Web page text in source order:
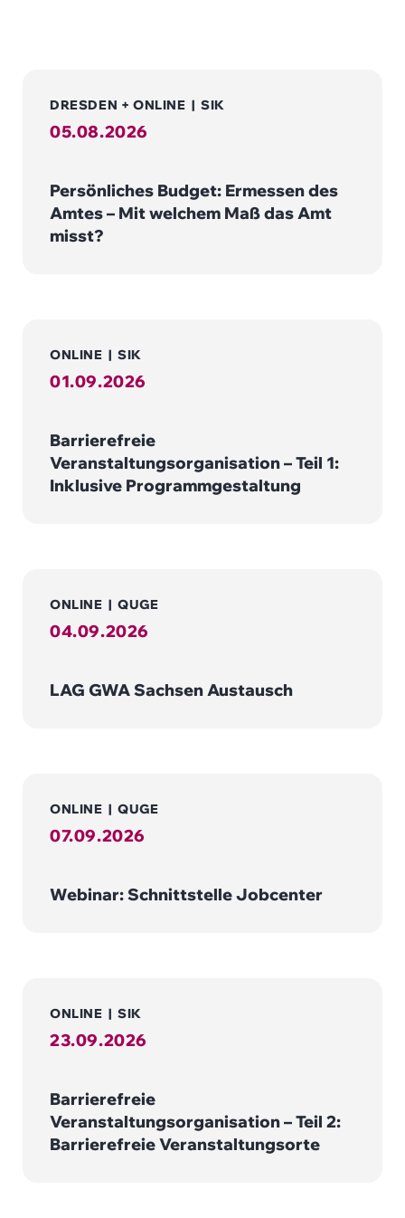
DRESDEN + ONLINE | SIK
05.08.2026
Persönliches Budget: Ermessen des
Amtes – Mit welchem Maß das Amt
misst?
ONLINE | SIK
01.09.2026
Barrierefreie
Veranstaltungsorganisation – Teil 1:
Inklusive Programmgestaltung
ONLINE | QUGE
04.09.2026
LAG GWA Sachsen Austausch
ONLINE | QUGE
07.09.2026
Webinar: Schnittstelle Jobcenter
ONLINE | SIK
23.09.2026
Barrierefreie
Veranstaltungsorganisation – Teil 2:
Barrierefreie Veranstaltungsorte